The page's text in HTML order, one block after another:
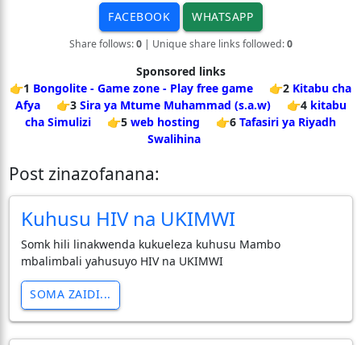
FACEBOOK WHATSAPP
Share follows:0| Unique share links followed:0
Sponsored links
👉1 Bongolite - Game zone - Play free game 👉2 Kitabu cha
Afya
👉3 Sira ya Mtume Muhammad (s.a.w) 👉4 kitabu
cha Simulizi
👉5 web hosting 👉6 Tafasiri ya Riyadh
Swalihina
Post zinazofanana:
Kuhusu HIV na UKIMWI
Somk hili linakwenda kukueleza kuhusu Mambo
mbalimbali yahusuyo HIV na UKIMWI
SOMA ZAIDI...